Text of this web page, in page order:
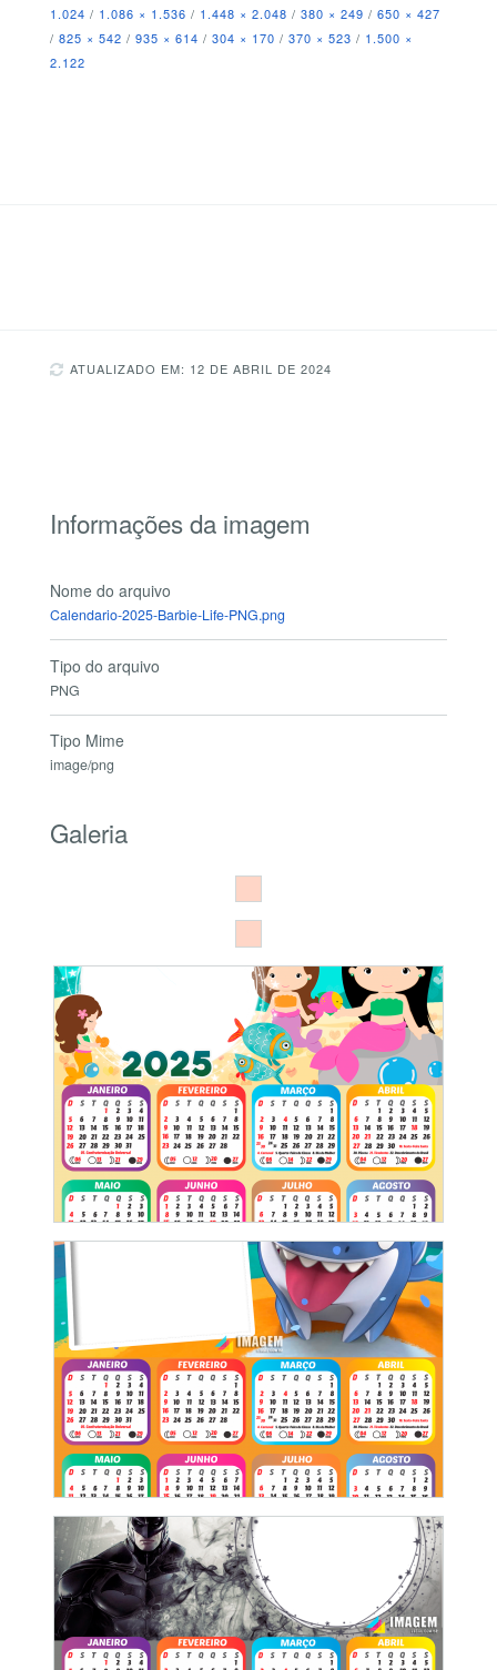
1.024 / 1.086 × 1.536 / 1.448 × 2.048 / 380 × 249 / 650 × 427
/ 825 × 542 / 935 × 614 / 304 × 170 / 370 × 523 / 1.500 ×
2.122
ATUALIZADO EM: 12 DE ABRIL DE 2024
Informações da imagem
Nome do arquivo
Calendario-2025-Barbie-Life-PNG.png
Tipo do arquivo
PNG
Tipo Mime
image/png
Galeria